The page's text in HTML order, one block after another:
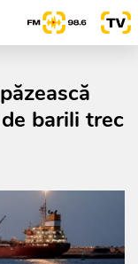
barili trec